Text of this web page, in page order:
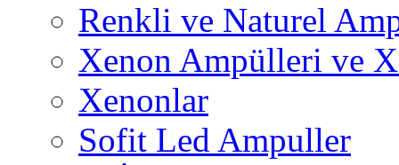
Renkli ve Naturel
Xenon Ampülleri ve
Xenonlar
Sofit Led Ampuller